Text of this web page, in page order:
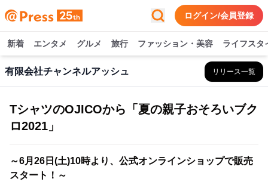
ログイン/会員登録
新着 エンタメ グルメ 旅行 ファッション・美容 ライフスタ
有限会社チャンネルアッシュ リリース一覧
TシャツのOJICOから「夏の親子おそろいブク
ロ2021」
～6月26日(土)10時より、公式オンラインショップで販売
スタート！～